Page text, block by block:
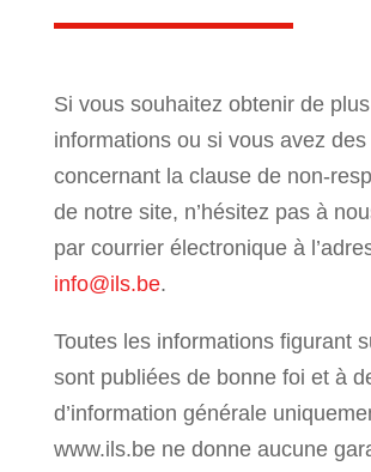
Si vous souhaitez obtenir de
informations ou si vous avez
concernant la clause de non-
de notre site, n’hésitez pas à
par courrier électronique à
info@ils.be.
Toutes les informations figurant
sont publiées de bonne foi et à
d’information générale
www.ils.be ne donne aucune